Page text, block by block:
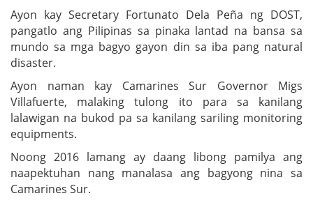
Ayon kay Secretary Fortunato Dela Peña ng DOST,
pangatlo ang Pilipinas sa pinaka lantad na bansa sa
mundo sa mga bagyo gayon din sa iba pang natural
disaster.
Ayon naman kay Camarines Sur Governor Migs
Villafuerte, malaking tulong ito para sa kanilang
lalawigan na bukod pa sa kanilang sariling monitoring
equipments.
Noong 2016 lamang ay daang libong pamilya ang
naapektuhan nang manalasa ang bagyong nina sa
Camarines Sur.